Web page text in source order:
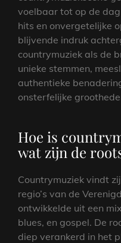
voelbaar tot op de
hits en onvergetelijke
blijvende indruk
countrymuziek als de
unieke stemmen,
authentieke
onsterfelijke
Hoe is
wat zijn de
Countrymuziek vindt
regio’s van de
ontwikkelde uit een
blues, en gospel. De
diep verankerd in het